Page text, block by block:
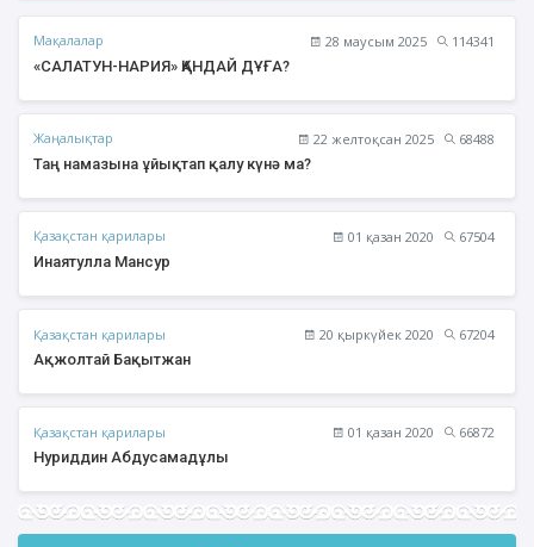
Мақалалар 28 маусым 2025
114341
«САЛАТУН-НАРИЯ» ҚАНДАЙ ДҰҒА?
Жаңалықтар 22 желтоқсан 2025
68488
Таң намазына ұйықтап қалу күнә ма?
Қазақстан қарилары 01 қазан 2020
67504
Инаятулла Мансур
Қазақстан қарилары 20 қыркүйек 2020
67204
Ақжолтай Бақытжан
Қазақстан қарилары 01 қазан 2020
66872
Нуриддин Абдусамадұлы